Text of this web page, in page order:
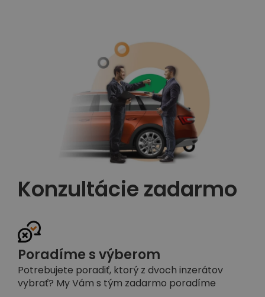
Konzultácie zadarmo
Poradíme s výberom
Potrebujete poradiť, ktorý z dvoch inzerátov
vybrať? My Vám s tým zadarmo poradíme